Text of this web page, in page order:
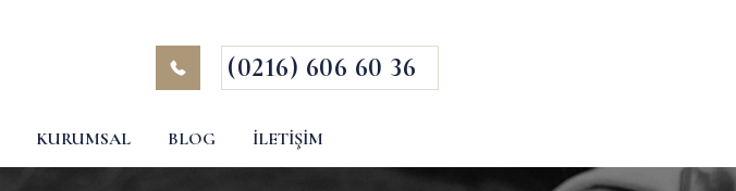
(0216) 606 60 36
KURUMSAL BLOG İLETIŞIM